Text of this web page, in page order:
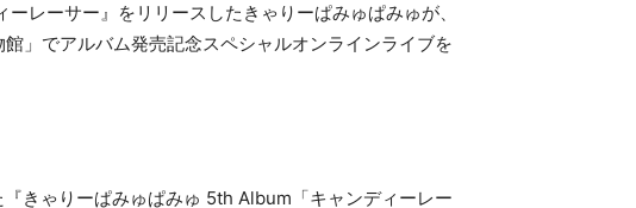
レーサー』をリリースしたきゃりーぱみゅぱみゅが、
」でアルバム発売記念スペシャルオンラインライブを
きゃりーぱみゅぱみゅ 5th Album「キャンディーレー